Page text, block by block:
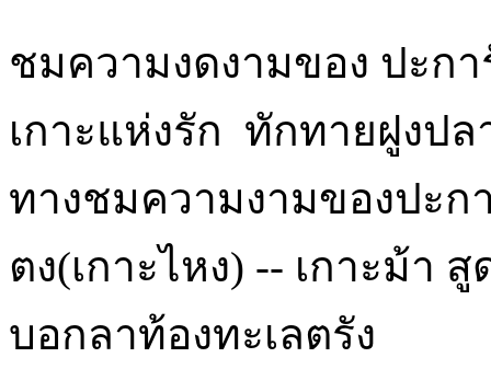
ชมความงดงามของ ปะก
เกาะแห่งรัก ทักทายฝูงป
ทางชมความงามของปะก
ตง(เกาะไหง) -- เกาะม้า
บอกลาท้องทะเลตรัง